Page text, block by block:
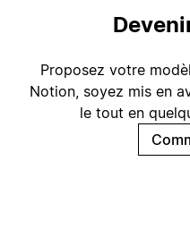
Proposez votre
Notion, soyez mis en
le tout en